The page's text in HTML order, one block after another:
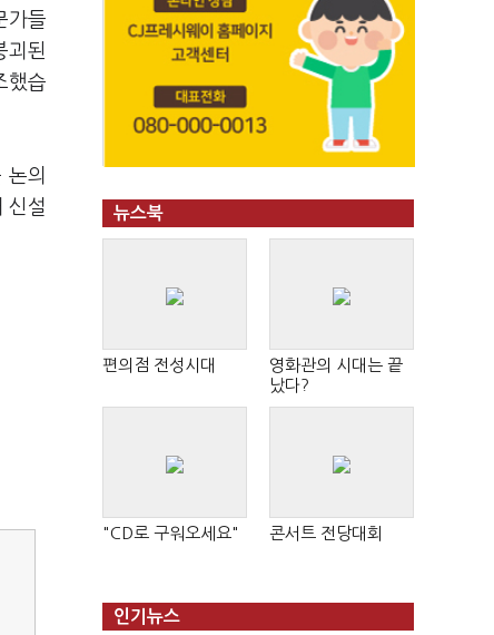
가들
괴된
했습
의
신설
뉴스북
편의점 전성시대
영화관의 시대는 끝
났다?
"CD로 구워오세요" 콘서트 전당대회
인기뉴스